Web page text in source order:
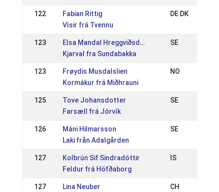
122
Fabian Rittig
Vísir frá Tvennu
DE DK
123
Elsa Mandal Hreggviðsdóttir
Kjarval fra Sundabakka
SE
123
Frøydis Musdalslien
Kormákur frá Miðhrauni
NO
125
Tove Johansdotter
Farsæll frá Jórvík
SE
126
Máni Hilmarsson
Laki från Adalgården
SE
127
Kolbrún Sif Sindradóttir
Feldur frá Höfðaborg
IS
127
Lina Neuber
CH